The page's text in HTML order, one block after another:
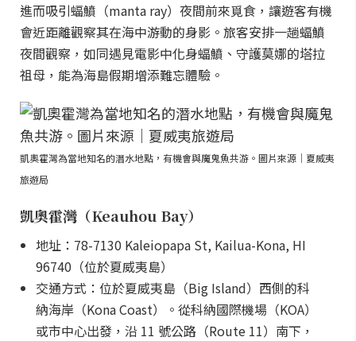
進而吸引蝠鱝（manta ray）夜間前來覓食，讓遊客有機
會近距離觀察其在海中游動的身影。旅客安排一趟蝠鱝
夜間觀察，如同遇見電影中化身蝠鱝、守護莫娜的塔拉
祖母，能為海島假期增添難忘體驗。
凱奧霍灣為當地知名的潛水地點，有機會與魔鬼魚共游。圖片來源｜夏威夷
旅遊局
凱奧霍灣（Keauhou Bay）
地址：78-7130 Kaleiopapa St, Kailua-Kona, HI
96740（位於夏威夷島）
交通方式：位於夏威夷島（Big Island）西側的科
納海岸（Kona Coast）。從科納國際機場（KOA）
或市中心出發，沿 11 號公路（Route 11）南下，